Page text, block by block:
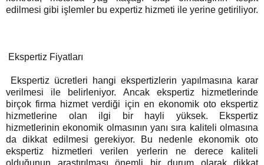
edilmesi gibi işlemler bu expertiz hizmeti ile yerine getiriliyor.
Ekspertiz Fiyatları
Ekspertiz ücretleri hangi ekspertizlerin yapılmasına karar
verilmesi ile belirleniyor. Ancak ekspertiz hizmetlerinde
birçok firma hizmet verdiği için en ekonomik oto ekspertiz
hizmetlerine olan ilgi bir hayli yüksek. Ekspertiz
hizmetlerinin ekonomik olmasının yanı sıra kaliteli olmasına
da dikkat edilmesi gerekiyor. Bu nedenle ekonomik oto
ekspertiz hizmetleri verilen yerlerin ne derece kaliteli